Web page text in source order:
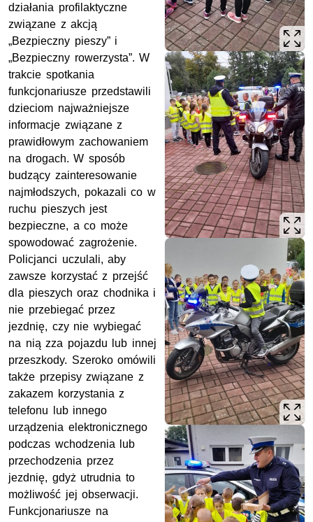
działania profilaktyczne
związane z akcją
„Bezpieczny pieszy” i
„Bezpieczny rowerzysta”. W
trakcie spotkania
funkcjonariusze przedstawili
dzieciom najważniejsze
informacje związane z
prawidłowym zachowaniem
na drogach. W sposób
budzący zainteresowanie
najmłodszych, pokazali co w
ruchu pieszych jest
bezpieczne, a co może
spowodować zagrożenie.
Policjanci uczulali, aby
zawsze korzystać z przejść
dla pieszych oraz chodnika i
nie przebiegać przez
jezdnię, czy nie wybiegać
na nią zza pojazdu lub innej
przeszkody. Szeroko omówili
także przepisy związane z
zakazem korzystania z
telefonu lub innego
urządzenia elektronicznego
podczas wchodzenia lub
przechodzenia przez
jezdnię, gdyż utrudnia to
możliwość jej obserwacji.
Funkcjonariusze na